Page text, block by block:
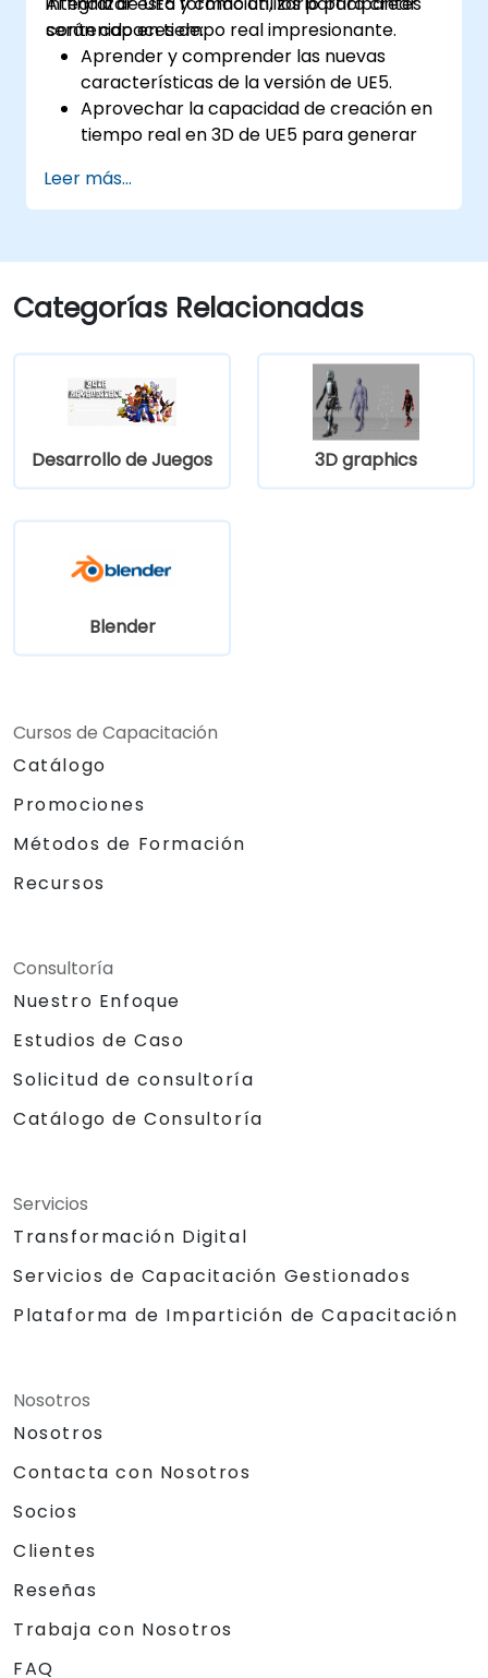
contenido en tiempo real impresionante.
serán capaces de:
Aprender y comprender las nuevas
características de la versión de UE5.
Aprovechar la capacidad de creación en
tiempo real en 3D de UE5 para generar
Explorar y construir mundos visuales y
videojuegos.
diseño de videojuegos.
Crear animaciones de secuencias
cinematográficas.
Leer más...
Categorías Relacionadas
Desarrollo de Juegos 3D graphics
Blender
Cursos de Capacitación
Catálogo
Promociones
Métodos de Formación
Recursos
Consultoría
Nuestro Enfoque
Estudios de Caso
Solicitud de consultoría
Catálogo de Consultoría
Servicios
Transformación Digital
Servicios de Capacitación Gestionados
Plataforma de Impartición de Capacitación
Nosotros
Nosotros
Contacta con Nosotros
Socios
Clientes
Reseñas
Trabaja con Nosotros
FAQ